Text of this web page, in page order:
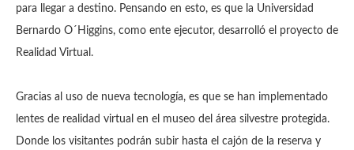
para llegar a destino. Pensando en esto, es que la Universidad
Bernardo O´Higgins, como ente ejecutor, desarrolló el proyecto de
Realidad Virtual.
Gracias al uso de nueva tecnología, es que se han implementado
lentes de realidad virtual en el museo del área silvestre protegida.
Donde los visitantes podrán subir hasta el cajón de la reserva y